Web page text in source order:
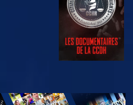
DÉCOUVRIR